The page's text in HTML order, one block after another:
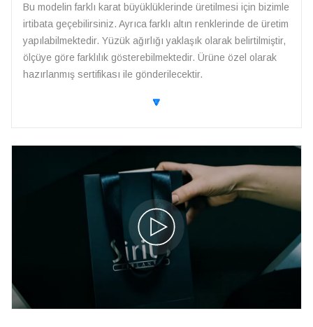
Bu modelin farklı karat büyüklüklerinde üretilmesi için bizimle
irtibata geçebilirsiniz. Ayrıca farklı altın renklerinde de üretim
yapılabilmektedir. Yüzük ağırlığı yaklaşık olarak belirtilmiştir,
ölçüye göre farklılık gösterebilmektedir. Ürüne özel olarak
hazırlanmış sertifikası ile gönderilecektir.
🔽